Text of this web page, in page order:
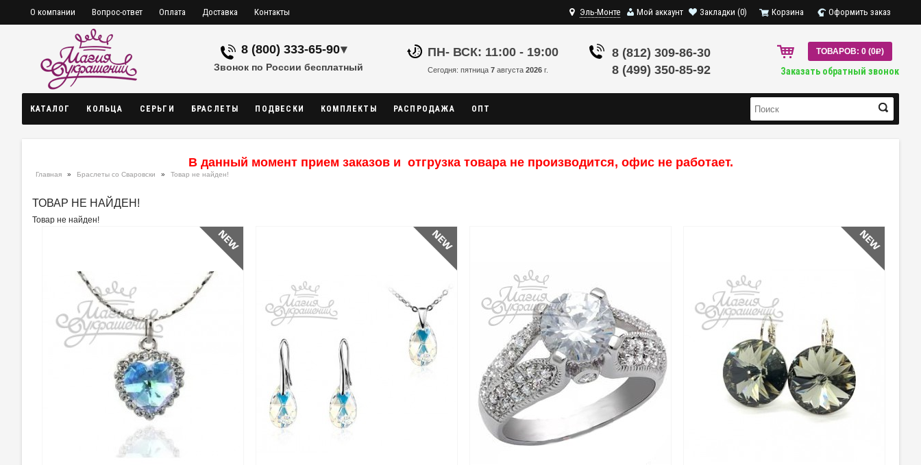
О компании Вопрос-ответ Оплата Доставка Контакты Мой аккаунт Закладки (0) Корзина Оформить заказ
Эль-Монте
8 (800) 333-65-90▾
Звонок по России бесплатный
ПН- ВСК: 11:00 - 19:00
Сегодня: пятница 7 августа 2026 г.
8 (812) 309-86-30
8 (499) 350-85-92
ТОВАРОВ: 0 (0R)
Заказать обратный звонок
КАТАЛОГ КОЛЬЦА СЕРЬГИ БРАСЛЕТЫ ПОДВЕСКИ КОМПЛЕКТЫ РАСПРОДАЖА ОПТ
В данный момент прием заказов и отгрузка товара не производится, офис не работает.
Главная » Браслеты со Сваровски » Товар не найден!
ТОВАР НЕ НАЙДЕН!
Товар не найден!